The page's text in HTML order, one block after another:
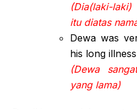
(Dia(laki-
itu diatas
Dewa was
his long illness
(Dewa
yang lama)